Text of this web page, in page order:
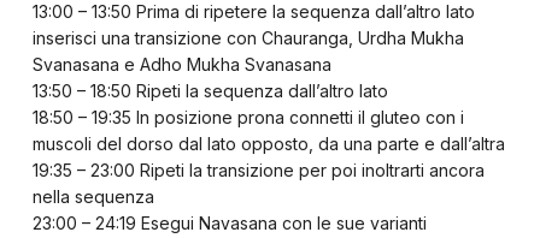
13:00 – 13:50 Prima di ripetere la sequenza dall’altro lato
inserisci una transizione con Chauranga, Urdha Mukha
Svanasana e Adho Mukha Svanasana
13:50 – 18:50 Ripeti la sequenza dall’altro lato
18:50 – 19:35 In posizione prona connetti il gluteo con i
muscoli del dorso dal lato opposto, da una parte e dall’altra
19:35 – 23:00 Ripeti la transizione per poi inoltrarti ancora
nella sequenza
23:00 – 24:19 Esegui Navasana con le sue varianti